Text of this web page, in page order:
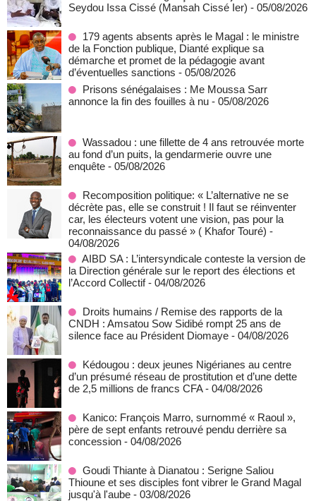
Seydou Issa Cissé (Mansah Cissé Ier) - 05/08/2026
179 agents absents après le Magal : le ministre
de la Fonction publique, Dianté explique sa
démarche et promet de la pédagogie avant
d’éventuelles sanctions - 05/08/2026
Prisons sénégalaises : Me Moussa Sarr
annonce la fin des fouilles à nu - 05/08/2026
Wassadou : une fillette de 4 ans retrouvée morte
au fond d’un puits, la gendarmerie ouvre une
enquête - 05/08/2026
Recomposition politique: « L’alternative ne se
décrète pas, elle se construit ! Il faut se réinventer
car, les électeurs votent une vision, pas pour la
reconnaissance du passé » ( Khafor Touré) -
04/08/2026
AIBD SA : L’intersyndicale conteste la version de
la Direction générale sur le report des élections et
l’Accord Collectif - 04/08/2026
Droits humains / Remise des rapports de la
CNDH : Amsatou Sow Sidibé rompt 25 ans de
silence face au Président Diomaye - 04/08/2026
Kédougou : deux jeunes Nigérianes au centre
d’un présumé réseau de prostitution et d’une dette
de 2,5 millions de francs CFA - 04/08/2026
Kanico: François Marro, surnommé « Raoul »,
père de sept enfants retrouvé pendu derrière sa
concession - 04/08/2026
Goudi Thiante à Dianatou : Serigne Saliou
Thioune et ses disciples font vibrer le Grand Magal
jusqu'à l'aube - 03/08/2026